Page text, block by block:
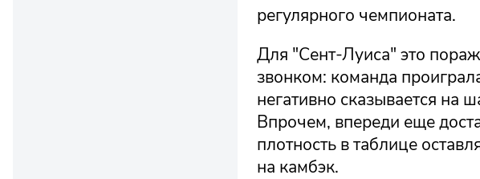
регулярного чемпионата.
Для "Сент-Луиса" это
звонком: команда
негативно сказывается на
Впрочем, впереди еще
плотность в таблице
на камбэк.